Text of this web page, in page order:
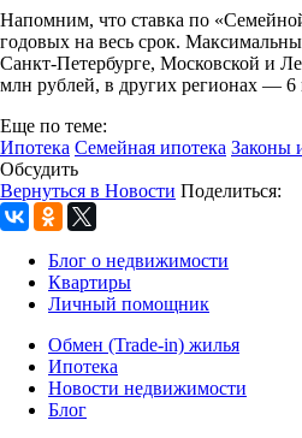
Напомним, что ставка по
годовых на весь срок.
Санкт-Петербурге, Московской и
млн рублей, в других регионах — 6
Еще по теме:
Ипотека Семейная ипотека Законы
Обсудить
Вернуться в Новости Поделиться:
Блог о недвижимости
Квартиры
Личный помощник
Обмен (Trade-in) жилья
Ипотека
Новости недвижимости
Блог